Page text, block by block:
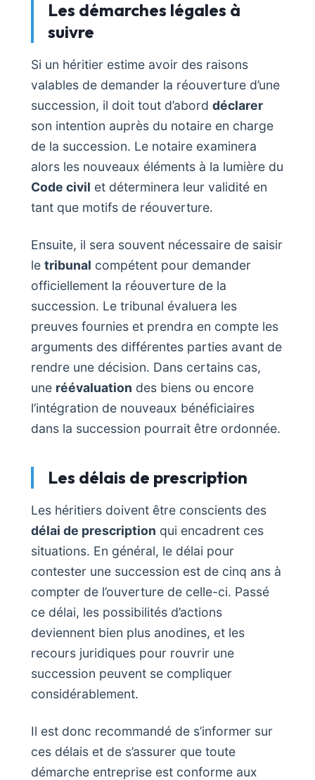
Les démarches légales à
suivre
Si un héritier estime avoir des raisons
valables de demander la réouverture d’une
succession, il doit tout d’abord déclarer
son intention auprès du notaire en charge
de la succession. Le notaire examinera
alors les nouveaux éléments à la lumière du
Code civil et déterminera leur validité en
tant que motifs de réouverture.
Ensuite, il sera souvent nécessaire de saisir
le tribunal compétent pour demander
officiellement la réouverture de la
succession. Le tribunal évaluera les
preuves fournies et prendra en compte les
arguments des différentes parties avant de
rendre une décision. Dans certains cas,
une réévaluation des biens ou encore
l’intégration de nouveaux bénéficiaires
dans la succession pourrait être ordonnée.
Les délais de prescription
Les héritiers doivent être conscients des
délai de prescription qui encadrent ces
situations. En général, le délai pour
contester une succession est de cinq ans à
compter de l’ouverture de celle-ci. Passé
ce délai, les possibilités d’actions
deviennent bien plus anodines, et les
recours juridiques pour rouvrir une
succession peuvent se compliquer
considérablement.
Il est donc recommandé de s’informer sur
ces délais et de s’assurer que toute
démarche entreprise est conforme aux